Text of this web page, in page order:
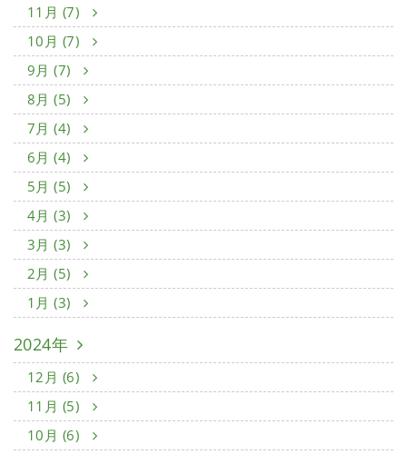
11月 (7)
10月 (7)
9月 (7)
8月 (5)
7月 (4)
6月 (4)
5月 (5)
4月 (3)
3月 (3)
2月 (5)
1月 (3)
2024年
12月 (6)
11月 (5)
10月 (6)